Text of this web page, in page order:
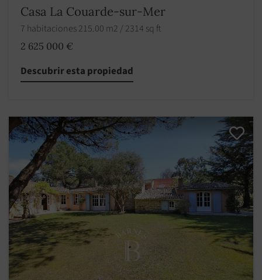
Casa La Couarde-sur-Mer
7 habitaciones 215.00 m2 / 2314 sq ft
2 625 000 €
Descubrir esta propiedad